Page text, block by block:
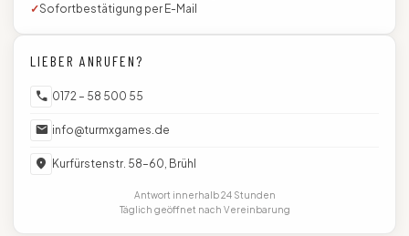
Sofortbestätigung per E-Mail
LIEBER ANRUFEN?
call 0172 – 58 500 55
mail info@turmxgames.de
location_on Kurfürstenstr. 58–60, Brühl
Antwort innerhalb 24 Stunden
Täglich geöffnet nach Vereinbarung